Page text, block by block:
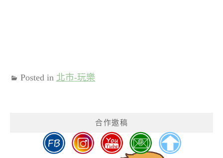
Posted in 北市-玩樂
合作邀稿